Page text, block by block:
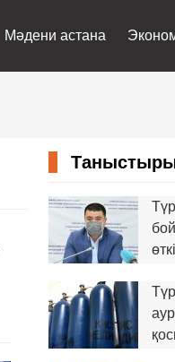
Мәдени астана